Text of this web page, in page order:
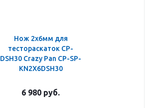
Нож 2х6мм для
тестораскаток CP-
DSH30 Crazy Pan CP-SP-
KN2X6DSH30
6 980 руб.